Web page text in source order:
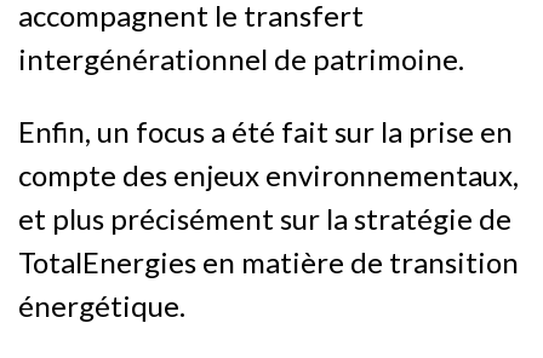
accompagnent le transfert
intergénérationnel de patrimoine.
Enfin, un focus a été fait sur la prise en
compte des enjeux environnementaux,
et plus précisément sur la stratégie de
TotalEnergies en matière de transition
énergétique.